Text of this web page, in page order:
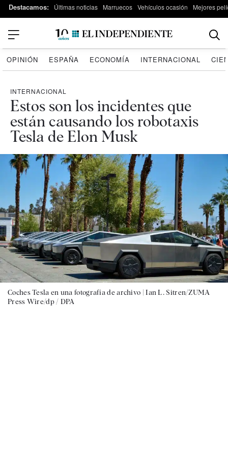
Destacamos: Últimas noticias Marruecos Vehículos ocasión Mejores
OPINIÓN ESPAÑA ECONOMÍA INTERNACIONAL
INTERNACIONAL
Estos son los incidentes que
están causando los robotaxis
Tesla de Elon Musk
Coches Tesla en una fotografía de archivo |Ian L. Sitren/ZUMA
Press Wire/dp / DPA